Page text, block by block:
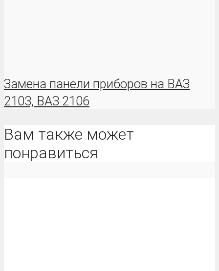
Замена панели приборов на ВАЗ
2103, ВАЗ 2106
Вам также может
понравиться